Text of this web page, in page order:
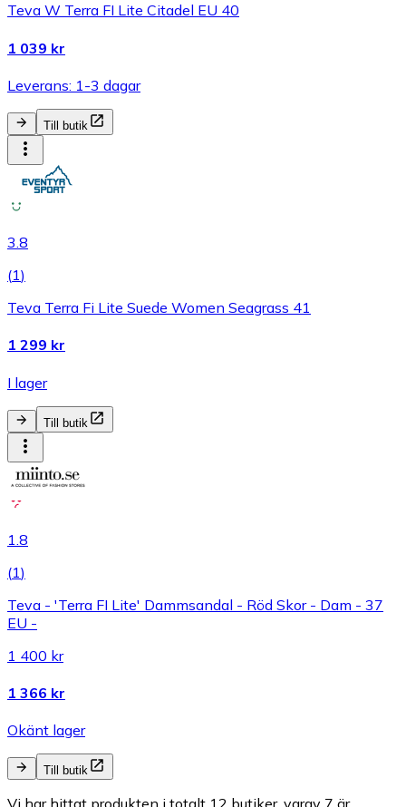
Teva W Terra FI Lite Citadel EU 40
1 039 kr
Leverans: 1-3 dagar
Till butik
3.8
(1)
Teva Terra Fi Lite Suede Women Seagrass 41
1 299 kr
I lager
Till butik
1.8
(1)
Teva - 'Terra FI Lite' Dammsandal - Röd Skor - Dam - 37
EU -
1 400 kr
1 366 kr
Okänt lager
Till butik